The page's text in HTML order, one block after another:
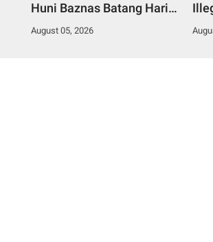
Huni Baznas Batang Hari
untuk Warga Desa
August 05, 2026